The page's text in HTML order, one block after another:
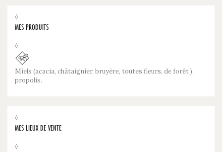
◊
MES PRODUITS
◊
Miels (acacia, châtaignier, bruyère, toutes fleurs, de forêt ),
propolis.
◊
MES LIEUX DE VENTE
◊